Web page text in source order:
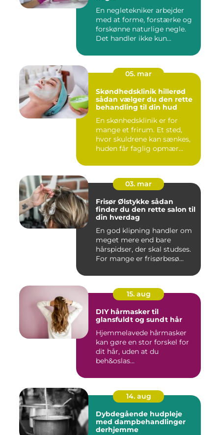
En negletekniker arbejder
med at forme, forstærke og
forskønne naturlige negle.
Det handler ikke kun...
05. mar
Skøndhedsklinik hillerød
sådan vælger du den rette
behandling til din hud
En skønhedsklinik er for
mange et frirum. Et sted,
hvor skuldrene kan sænkes,
huden får faglig opmær...
03. mar
Frisør Ølstykke sådan
finder du den rette salon til
din hverdag
En god klipning handler om
meget mere end bare
hårspidser, der skal studses.
For mange er frisørbesø...
15. aug
DIY hårmasker til
glansfuldt og sundt hår
Hjemmelavede hårmasker
kan gøre en stor forskel for
dit hår, uden at du
beh&oslas...
14. aug
Dybdegående hudpleje
med dampbehandlinger
derhjemme